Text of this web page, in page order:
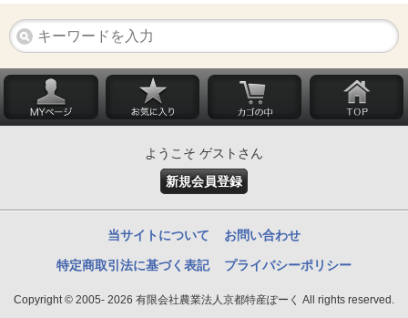
ようこそ ゲストさん
新規会員登録
当サイトについて お問い合わせ
特定商取引法に基づく表記 プライバシーポリシー
Copyright © 2005- 2026 有限会社農業法人京都特産ぽーく All rights reserved.